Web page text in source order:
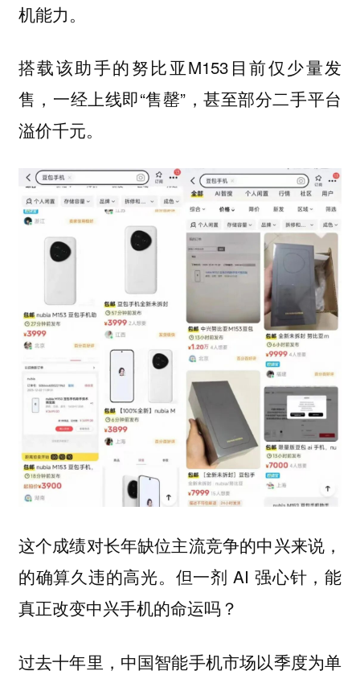
机能力。
搭载该助手的努比亚M153目前仅少量发
售，一经上线即“售罄”，甚至部分二手平台
溢价千元。
这个成绩对长年缺位主流竞争的中兴来说，
的确算久违的高光。但一剂 AI 强心针，能
真正改变中兴手机的命运吗？
过去十年里，中国智能手机市场以季度为单